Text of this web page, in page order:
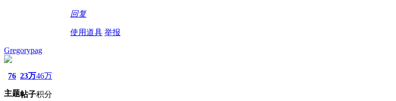
回复
使用道具 举报
Gregorypag
76
主题
23万
帖子
46万
积分